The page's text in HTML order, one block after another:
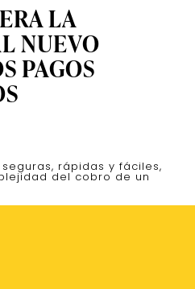
LA
NUEVO
PAGOS
rápidas y fáciles,
del cobro de un